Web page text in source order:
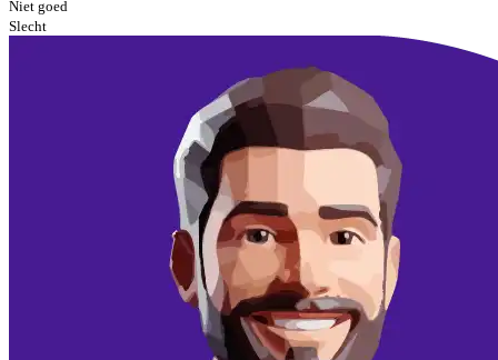
Niet goed
Slecht